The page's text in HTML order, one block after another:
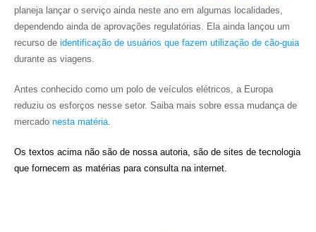
planeja lançar o serviço ainda neste ano em algumas localidades,
dependendo ainda de aprovações regulatórias. Ela ainda lançou um
recurso de identificação de usuários que fazem utilização de cão-guia
durante as viagens.
Antes conhecido como um polo de veículos elétricos, a Europa
reduziu os esforços nesse setor. Saiba mais sobre essa mudança de
mercado nesta matéria.
Os textos acima não são de nossa autoria, são de sites de tecnologia
que fornecem as matérias para consulta na internet.